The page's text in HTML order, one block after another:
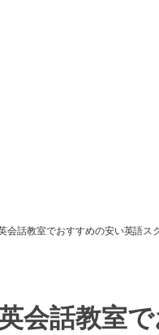
会話教室でおすすめの安い英語ス
会話教室